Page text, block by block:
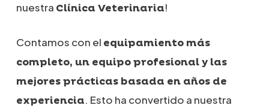
nuestra Clínica Veterinaria!
Contamos con el equipamiento más
completo, un equipo profesional y las
mejores prácticas basada en años de
experiencia. Esto ha convertido a nuestra